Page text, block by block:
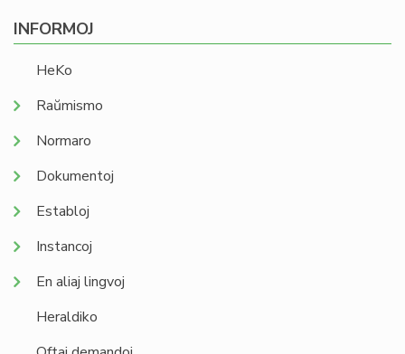
INFORMOJ
HeKo
Raŭmismo
Normaro
Dokumentoj
Establoj
Instancoj
En aliaj lingvoj
Heraldiko